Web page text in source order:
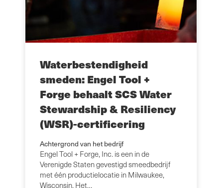
Waterbestendigheid
smeden: Engel Tool +
Forge behaalt SCS Water
Stewardship & Resiliency
(WSR)-certificering
Achtergrond van het bedrijf
Engel Tool + Forge, Inc. is een in de
Verenigde Staten gevestigd smeedbedrijf
met één productielocatie in Milwaukee,
Wisconsin. Het…